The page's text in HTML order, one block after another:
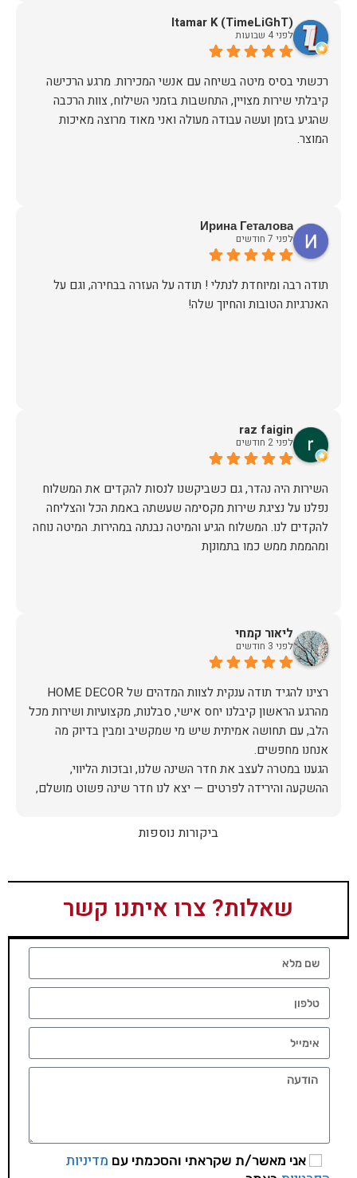
Itamar K (TimeLiGhT)
לפני 4 שבועות
רכשתי בסיס מיטה בשיחה עם אנשי המכירות. מרגע הרכישה
קיבלתי שירות מצויין, התחשבות בזמני השילוח, צוות הרכבה
שהגיע בזמן ועשה עבודה מעולה ואני מאוד מרוצה מאיכות
המוצר.
Ирина Геталова
לפני 7 חודשים
​תודה רבה ומיוחדת לנתלי ! תודה על העזרה בבחירה, וגם על
האנרגיות הטובות והחיוך שלה!
raz faigin
לפני 2 חודשים
השירות היה נהדר, גם כשביקשנו לנסות להקדים את המשלוח
נפלנו על נציגת שירות מקסימה שעשתה באמת הכל והצליחה
להקדים לנו. המשלוח הגיע והמיטה נבנתה במהירות. המיטה נוחה
ומהממת ממש כמו בתמונןת
ליאור קמחי
לפני 3 חודשים
מהרגע הראשון קיבלנו יחס אישי, סבלנות, מקצועיות ושירות מכל
הלב, עם תחושה אמיתית שיש מי שמקשיב ומבין בדיוק מה
הגענו במטרה לעצב את חדר השינה שלנו, ובזכות הליווי,
ההשקעה והירידה לפרטים — יצא לנו חדר שינה פשוט מושלם,
האיכות ברמה גבוהה, העיצוב מהמם, וכל התהליך היה נעים,
שמחפש ריהוט איכותי ושירות ברמה אחרת. תודה רבה!
ביקורות נוספות
שאלות? צרו איתנו קשר
אני מאשר/ת שקראתי והסכמתי עם מדיניות